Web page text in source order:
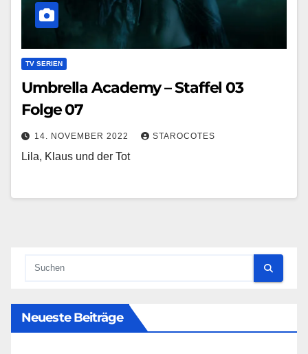
TV SERIEN
Umbrella Academy – Staffel 03
Folge 07
14. NOVEMBER 2022 STAROCOTES
Lila, Klaus und der Tot
Neueste Beiträge